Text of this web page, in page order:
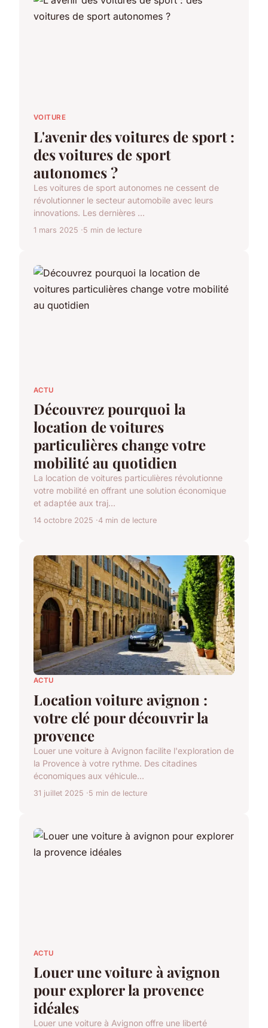
VOITURE
L'avenir des voitures de sport :
des voitures de sport
autonomes ?
Les voitures de sport autonomes ne cessent de
révolutionner le secteur automobile avec leurs
innovations. Les dernières ...
1 mars 2025 5 min de lecture
ACTU
Découvrez pourquoi la
location de voitures
particulières change votre
mobilité au quotidien
La location de voitures particulières révolutionne
votre mobilité en offrant une solution économique
et adaptée aux traj...
14 octobre 2025 4 min de lecture
ACTU
Location voiture avignon :
votre clé pour découvrir la
provence
Louer une voiture à Avignon facilite l'exploration de
la Provence à votre rythme. Des citadines
économiques aux véhicule...
31 juillet 2025 5 min de lecture
ACTU
Louer une voiture à avignon
pour explorer la provence
idéales
Louer une voiture à Avignon offre une liberté